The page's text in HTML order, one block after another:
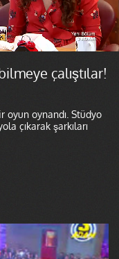
çalıştılar!
oyun oynandı. Stüdyo
çıkarak şarkıları